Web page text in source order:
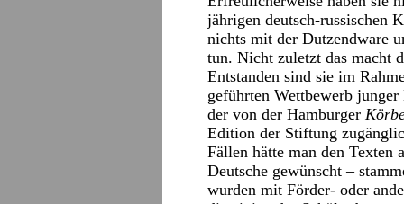
jährigen deutsch-russischen
nichts mit der Dutzendware
tun. Nicht zuletzt das macht
Entstanden sind sie im
geführten Wettbewerb
der von der Hamburger
Edition der Stiftung
Fällen hätte man den Texten
Deutsche gewünscht –
wurden mit Förder- oder